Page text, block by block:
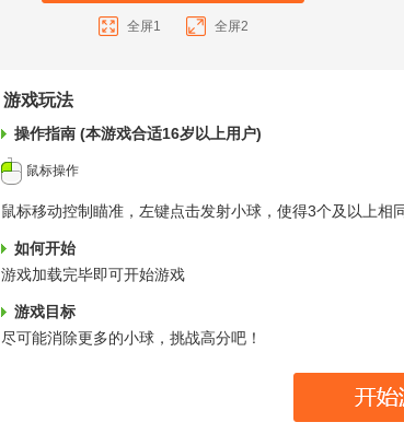
全屏1 全屏2
游戏玩法
操作指南 (本游戏合适16岁以上用户)
鼠标操作
鼠标移动控制瞄准，左键点击发射小球，使得3个及以上相
如何开始
游戏加载完毕即可开始游戏
游戏目标
尽可能消除更多的小球，挑战高分吧！